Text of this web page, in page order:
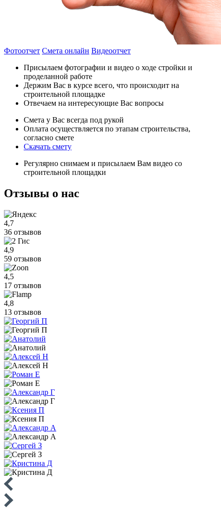
Фотоотчет Смета онлайн Видеоотчет
Присылаем фотографии и видео о ходе стройки и
проделанной работе
Держим Вас в курсе всего, что происходит на
строительной площадке
Отвечаем на интересующие Вас вопросы
Смета у Вас всегда под рукой
Оплата осуществляется по этапам строительства,
согласно смете
Скачать смету
Регулярно снимаем и присылаем Вам видео со
строительной площадки
Отзывы о нас
4,7
36 отзывов
4,9
59 отзывов
4,5
17 отзывов
4,8
13 отзывов